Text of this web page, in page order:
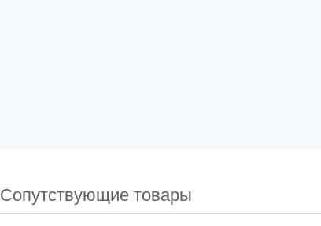
Сопутствующие товары